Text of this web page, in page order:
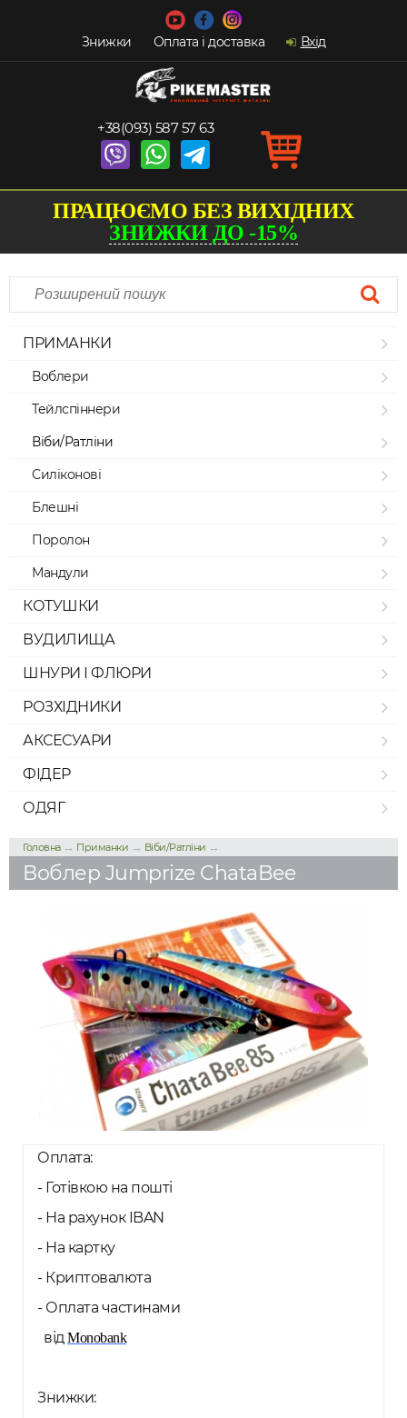
Знижки Оплата і доставка Вхід
+38(093) 587 57 63
ПРАЦЮЄМО БЕЗ ВИХІДНИХ
ЗНИЖКИ ДО -15%
ПРИМАНКИ
Воблери
Тейлспіннери
Віби/Ратліни
Силіконові
Блешні
Поролон
Мандули
КОТУШКИ
ВУДИЛИЩА
ШНУРИ І ФЛЮРИ
РОЗХІДНИКИ
АКСЕСУАРИ
ФІДЕР
ОДЯГ
Головна→ Приманки → Віби/Ратліни →
Воблер Jumprize ChataBee
Оплата:
- Готівкою на пошті
- На рахунок IBAN
- На картку
- Криптовалюта
- Оплата частинами
відMonobank
Знижки: